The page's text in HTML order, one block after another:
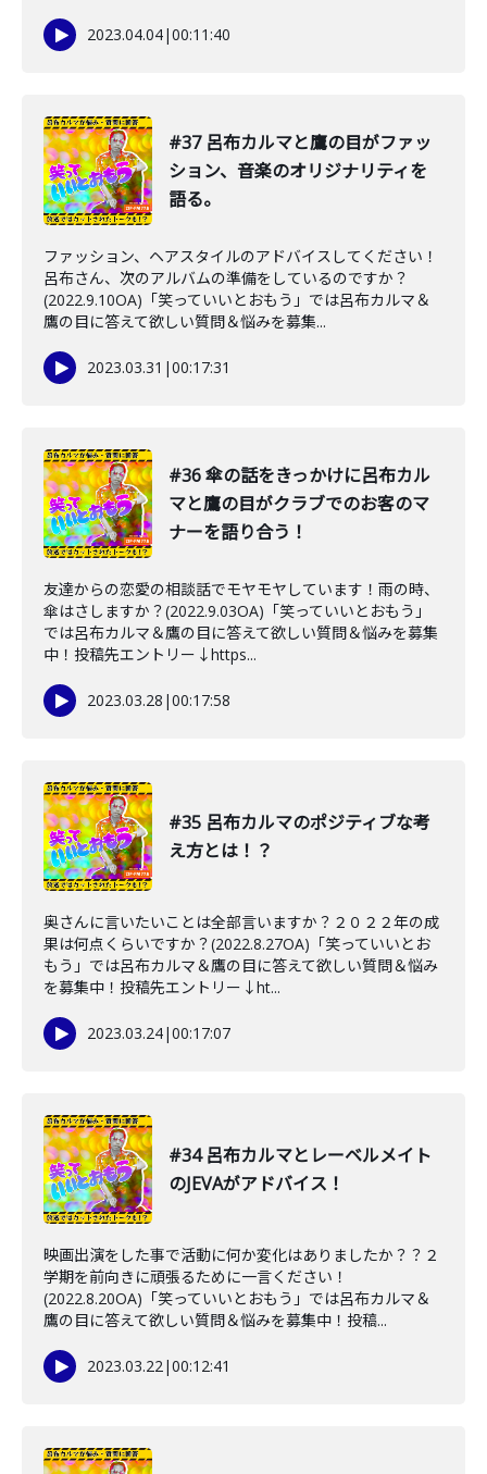
2023.04.04|00:11:40
#37 呂布カルマと鷹の目がファッ
ション、音楽のオリジナリティを
語る。
ファッション、ヘアスタイルのアドバイスしてください！
呂布さん、次のアルバムの準備をしているのですか？
(2022.9.10OA)「笑っていいとおもう」では呂布カルマ＆
鷹の目に答えて欲しい質問＆悩みを募集...
2023.03.31 |00:17:31
#36 傘の話をきっかけに呂布カル
マと鷹の目がクラブでのお客のマ
ナーを語り合う！
友達からの恋愛の相談話でモヤモヤしています！雨の時、
傘はさしますか？(2022.9.03OA)「笑っていいとおもう」
では呂布カルマ＆鷹の目に答えて欲しい質問＆悩みを募集
中！投稿先エントリー↓https...
2023.03.28 |00:17:58
#35 呂布カルマのポジティブな考
え方とは！？
奥さんに言いたいことは全部言いますか？２０２２年の成
果は何点くらいですか？(2022.8.27OA)「笑っていいとお
もう」では呂布カルマ＆鷹の目に答えて欲しい質問＆悩み
を募集中！投稿先エントリー↓ht...
2023.03.24|00:17:07
#34 呂布カルマとレーベルメイト
のJEVAがアドバイス！
映画出演をした事で活動に何か変化はありましたか？？２
学期を前向きに頑張るために一言ください！
(2022.8.20OA)「笑っていいとおもう」では呂布カルマ＆
鷹の目に答えて欲しい質問＆悩みを募集中！投稿...
2023.03.22|00:12:41